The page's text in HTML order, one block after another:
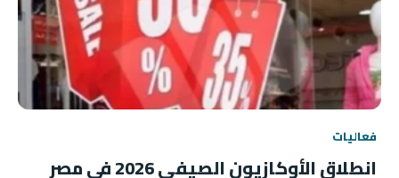
فعاليات
انطلاق الأوكازيون الصيفي 2026 في مصر